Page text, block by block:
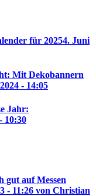
für 20254. Juni
Mit Dekobannern
- 14:05
Jahr:
10:30
gut auf Messen
- 11:26 von Christian